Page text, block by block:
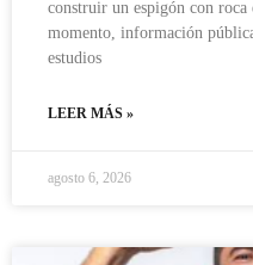
construir un espigón con roca
momento, información
estudios
LEER MÁS »
agosto 6, 2026